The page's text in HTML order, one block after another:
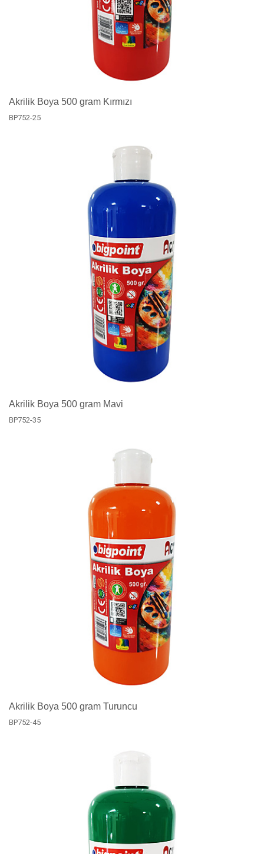
Akrilik Boya 500 gram Kırmızı
BP752-25
Akrilik Boya 500 gram Mavi
BP752-35
Akrilik Boya 500 gram Turuncu
BP752-45